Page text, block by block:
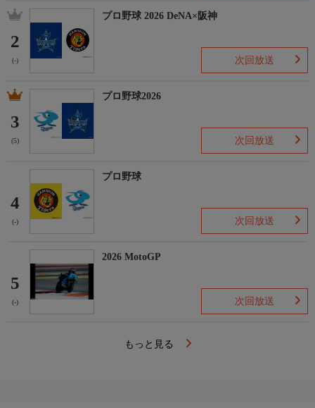
2
(-)
プロ野球 2026 DeNA×阪神
次回放送
3
(5)
プロ野球2026
次回放送
4
(-)
プロ野球
次回放送
5
(-)
2026 MotoGP
次回放送
もっと見る